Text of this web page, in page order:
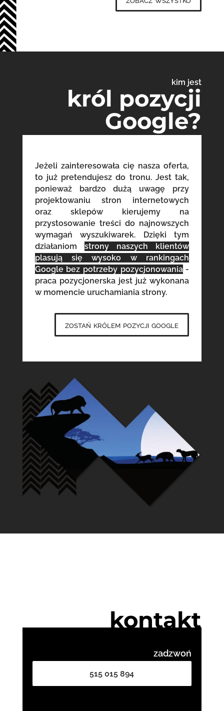
kim jest
król pozycji
Google?
Jeżeli zainteresowała cię nasza oferta,
to już pretendujesz do tronu. Jest tak,
ponieważ bardzo dużą uwagę przy
projektowaniu stron internetowych
oraz sklepów kierujemy na
przystosowanie treści do najnowszych
wymagań wyszukiwarek. Dzięki tym
działaniom strony naszych klientów
plasują się wysoko w rankingach
Google bez potrzeby pozycjonowania-
praca pozycjonerska jest już wykonana
w momencie uruchamiania strony.
zostań królem pozycji google
kontakt
zadzwoń
515 015 894